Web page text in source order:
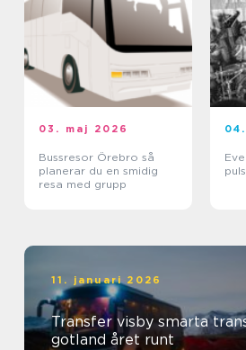
03. maj 2026
Bussresor Örebro så
planerar du en smidig
resa med grupp
11. januari 2026
Transfer visby smarta transporter på
gotland året runt